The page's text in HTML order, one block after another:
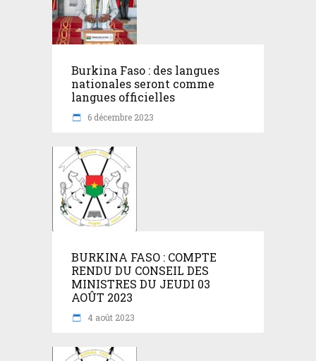
Burkina Faso : des langues
nationales seront comme
langues officielles
6 décembre 2023
BURKINA FASO : COMPTE
RENDU DU CONSEIL DES
MINISTRES DU JEUDI 03
AOÛT 2023
4 août 2023